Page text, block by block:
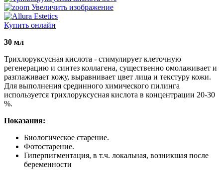
Увеличить изображение
Купить онлайн
30 мл
Трихлоруксусная кислота - стимулирует клеточную
регенерацию и синтез коллагена, существенно омолаживает и
разглаживает кожу, выравнивает цвет лица и текстуру кожи.
Для выполнения срединного химического пилинга
используется трихлоруксусная кислота в концентрации 20-30
%.
Показания:
Биологическое старение.
Фотостарение.
Гиперпигментация, в т.ч. локальная, возникшая после
беременности